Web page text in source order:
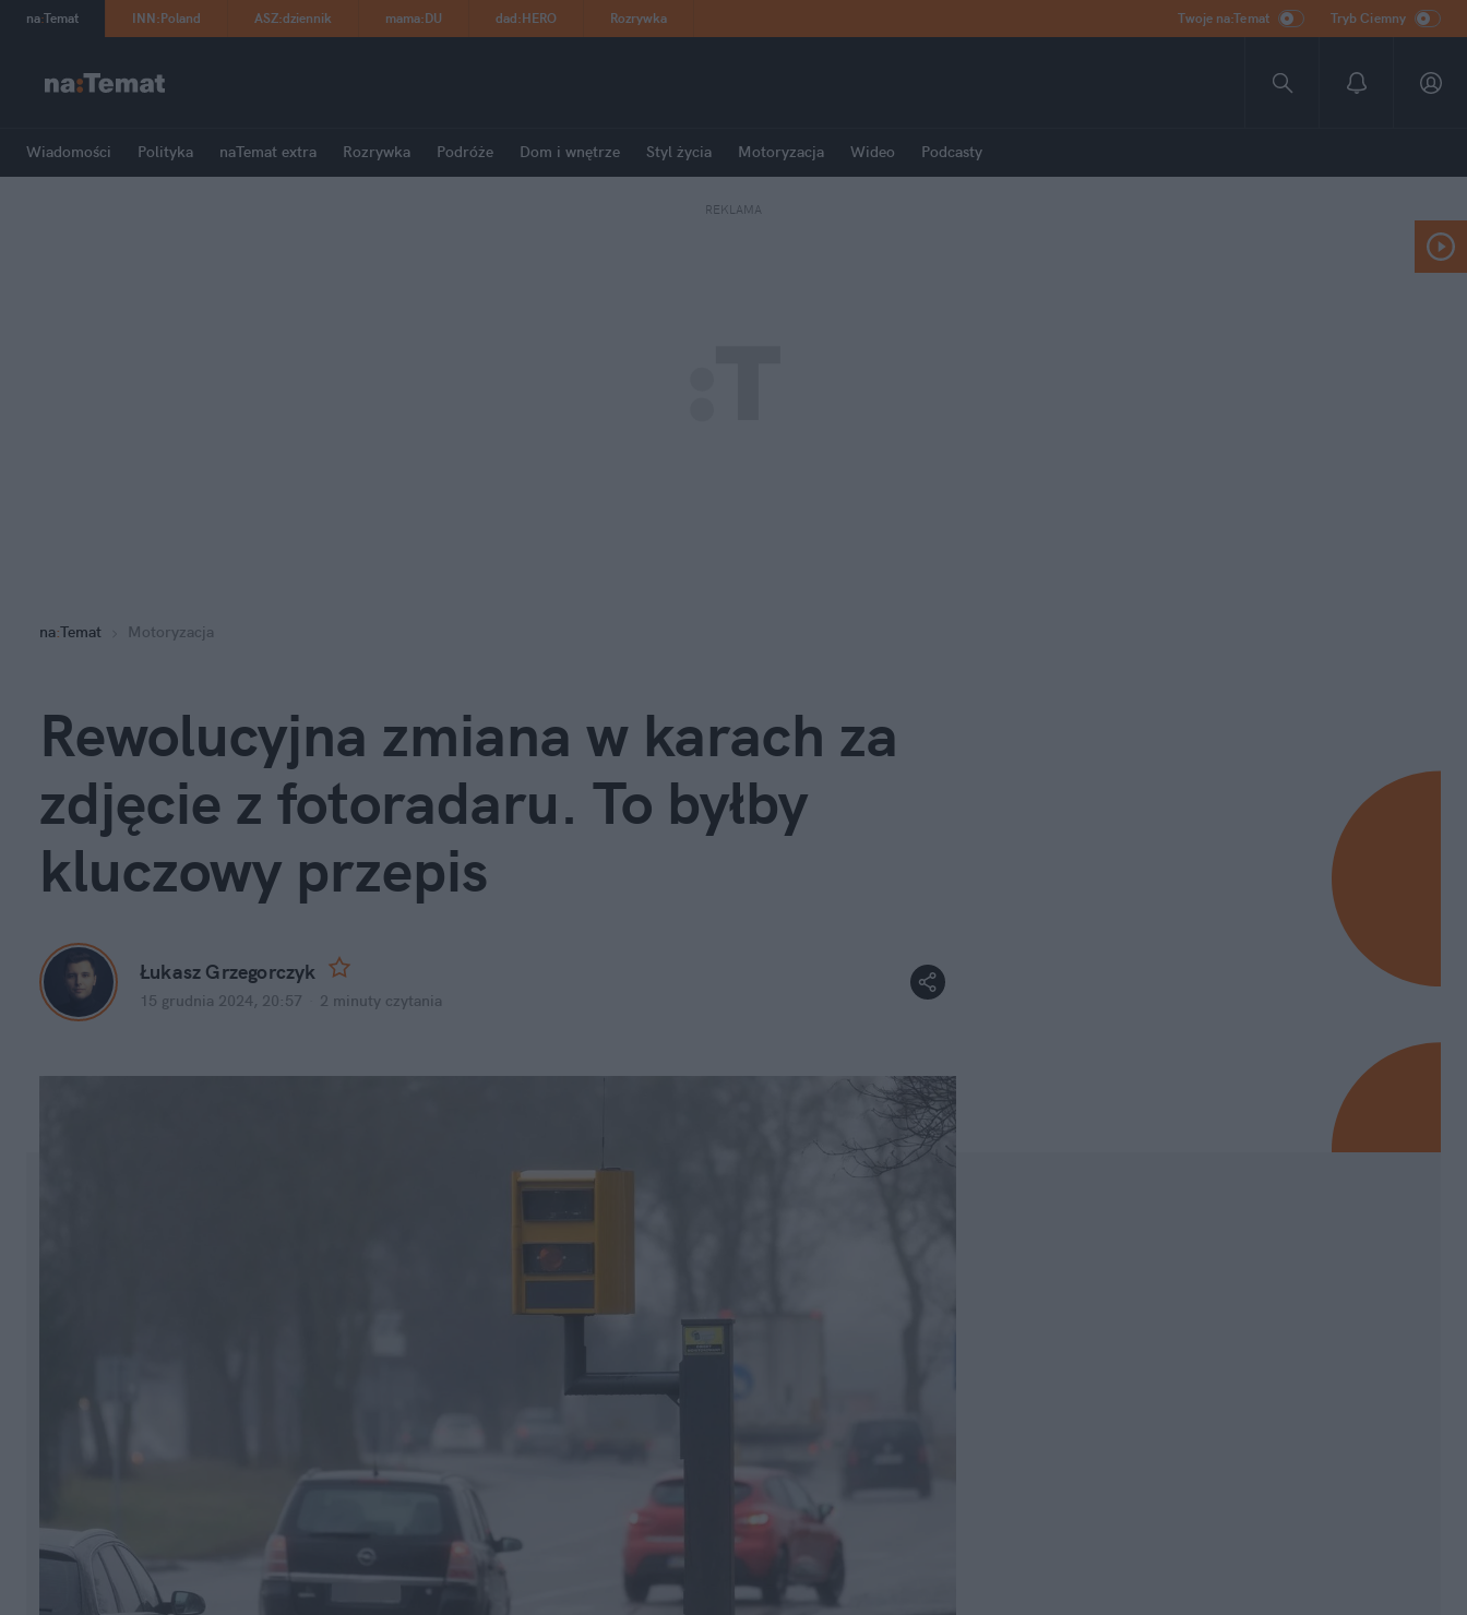
na:Temat INN:Poland ASZ:dziennik mama:DU dad:HERO Rozrywka Twoje na:Temat Tryb Ciemny
Wiadomości Polityka naTemat extra Rozrywka Podróże Dom i wnętrze Styl życia Motoryzacja Wideo Podcasty
REKLAMA
na:Temat Motoryzacja
Rewolucyjna zmiana w karach za
zdjęcie z fotoradaru. To byłby
kluczowy przepis
Łukasz Grzegorczyk
15 grudnia 2024, 20:57 2 minuty czytania